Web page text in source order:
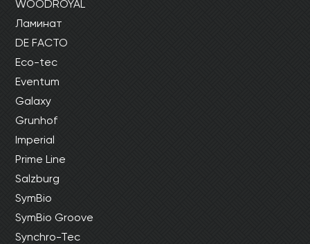
WOODROYAL
Ламинат
DE FACTO
Eco-tec
Eventum
Galaxy
Grunhof
Imperial
Prime Line
Salzburg
SymBio
SymBio Groove
Synchro-Tec